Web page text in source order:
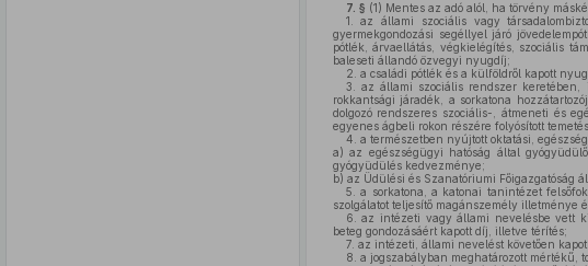
7. § (1) Mentes az adó alól, ha törvény
1.
az állami szociális vagy
gyermekgondozási segéllyel járó
pótlék, árvaellátás, végkielégítés, szociális
baleseti állandó özvegyi nyugdíj;
2. a családi pótlék és a külföldről kapott
3.
az állami szociális rendszer
rokkantsági járadék, a sorkatona
dolgozó rendszeres szociális-, átmeneti és
egyenes ágbeli rokon részére folyósított
4. a természetben nyújtott oktatási,
a) az egészségügyi hatóság által
gyógyüdülés kedvezménye;
b) az Üdülési és Szanatóriumi Főigazgatóság
5.
a sorkatona, a katonai tanintézet
szolgálatot teljesítő magánszemély illetménye
6.
az intézeti vagy állami nevelésbe vett
beteg gondozásáért kapott díj, illetve térítés;
7. az intézeti, állami nevelést követően
8. a jogszabályban meghatározott mértékű,